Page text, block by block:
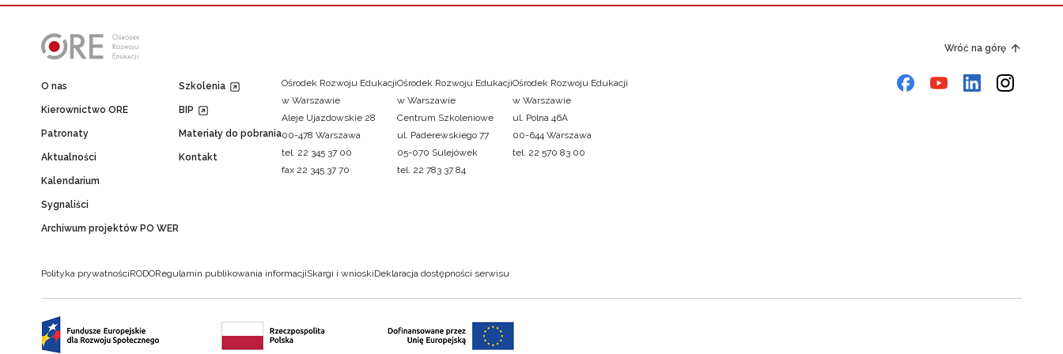
Wróć na górę
O nas
Kierownictwo ORE
Patronaty
Aktualności
Kalendarium
Sygnaliści
Archiwum projektów PO WER
Szkolenia
BIP
Materiały do pobrania
Kontakt
Ośrodek Rozwoju Edukacji
w Warszawie
Aleje Ujazdowskie 28
00-478 Warszawa
tel. 22 345 37 00
fax 22 345 37 70
Ośrodek Rozwoju Edukacji
w Warszawie
Centrum Szkoleniowe
ul. Paderewskiego 77
05-070 Sulejówek
tel. 22 783 37 84
Ośrodek Rozwoju Edukacji
w Warszawie
ul. Polna 46A
00-644 Warszawa
tel. 22 570 83 00
Polityka prywatnościRODORegulamin publikowania informacjiSkargi i wnioskiDeklaracja dostępności serwisu